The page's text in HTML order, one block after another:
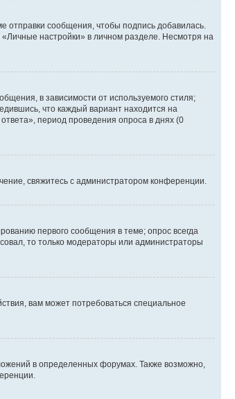
отправки сообщения, чтобы подпись добавилась.
настройки» в личном разделе. Несмотря на
в зависимости от используемого стиля;
что каждый вариант находится на
период проведения опроса в днях (0
свяжитесь с администратором конференции.
первого сообщения в теме; опрос всегда
то только модераторы или администраторы
вам может потребоваться специальное
в определенных форумах. Также возможно,